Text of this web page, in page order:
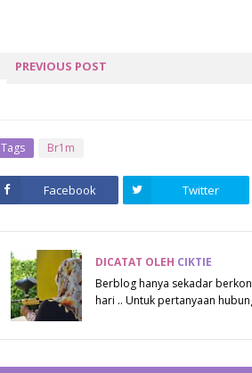
PREVIOUS POST
Tags Br1m
Facebook Twitter
DICATAT OLEH CIKTIE
Berblog hanya sekadar
hari .. Untuk pertanyaan